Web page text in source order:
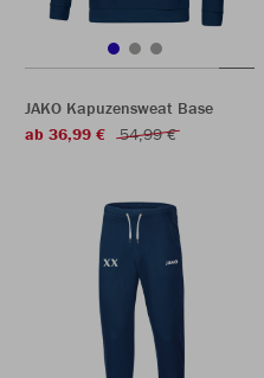
JAKO Kapuzensweat Base
ab 36,99 €
54,99 €